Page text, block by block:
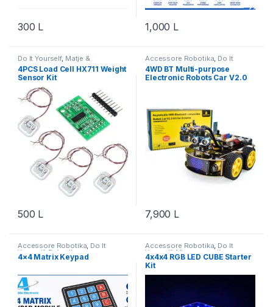
300 L 1,000 L
Do It Yourself, Matje &
Instrumente ,Robotika
4PCS Load Cell HX711 Weight
Sensor Kit
500 L
Accessore Robotika Do It
Yourself, Microcontroller
Robotika
4WD BT Multi-purpose
Electronic Robots Car V2.0
7,900 L
Accessore Robotika, Do It
Yourself,Robotika
4×4 Matrix Keypad
Accessore Robotika, Do It
Yourself, Microcontroller,
Robotika
4x4x4 RGB LED CUBE Starter
Kit